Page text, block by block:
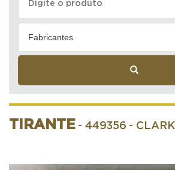
Fabricantes
TIRANTE - 449356 - CLARK